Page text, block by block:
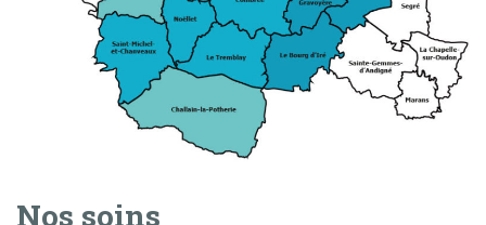
Nos soins